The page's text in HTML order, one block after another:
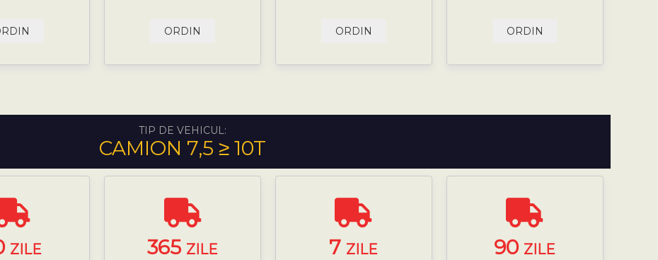
ORDIN ORDIN ORDIN
TIP DE VEHICUL:
CAMION 7,5 ≥ 10T
ZILE 365 ZILE 7 ZILE 90 ZILE